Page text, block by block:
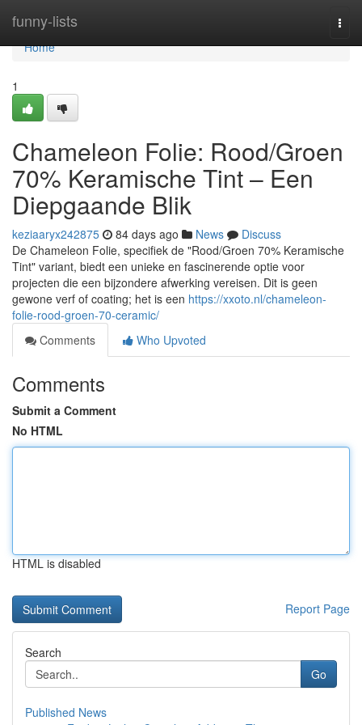
funny-lists
Home
Home
1
Chameleon Folie: Rood/Groen
70% Keramische Tint – Een
Diepgaande Blik
keziaaryx242875 84 days ago News
Discuss
De Chameleon Folie, specifiek de "Rood/Groen 70% Keramische
Tint" variant, biedt een unieke en fascinerende optie voor
projecten die een bijzondere afwerking vereisen. Dit is geen
gewone verf of coating; het is een https://xxoto.nl/chameleon-
folie-rood-groen-70-ceramic/
Comments
Who Upvoted
Comments
Submit a Comment
No HTML
HTML is disabled
Report Page
Search
Go
Published News